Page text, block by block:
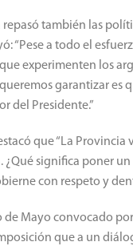
repasó también las
“Pese a todo el
experimenten los
garantizar es
del Presidente.”
que “La
significa poner
con respeto y
de Mayo convocado
que a un